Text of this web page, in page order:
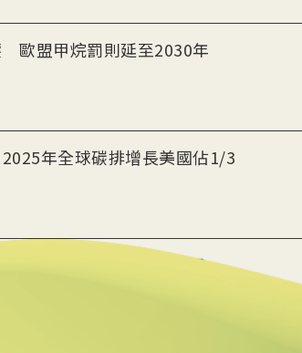
歐盟甲烷罰則延至2030年
年全球碳排增長美國佔1/3
商機 布局充電樁、微電網